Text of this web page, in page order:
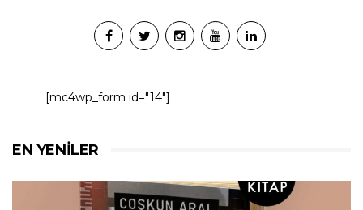
[mc4wp_form id="14"]
EN YENILER